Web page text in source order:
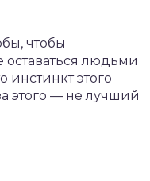
чтобы
оставаться людьми
инстинкт этого
этого — не лучший